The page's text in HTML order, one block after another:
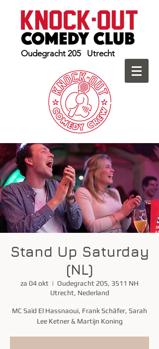
Oudegracht 205 Utrecht
Stand Up Saturday
(NL)
za 04 okt
  |
Oudegracht 205, 3511 NH
Utrecht, Nederland
MC Saïd El Hassnaoui, Frank Schäfer, Sarah
Lee Ketner & Martijn Koning